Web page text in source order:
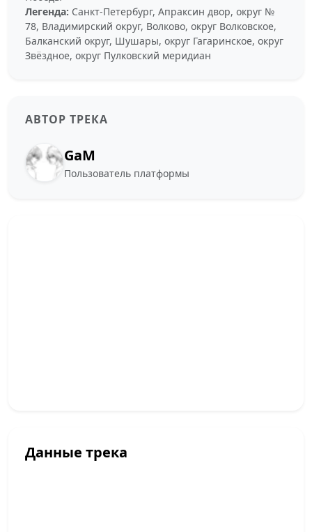
Легенда: Санкт-Петербург, Апраксин двор, округ №
78, Владимирский округ, Волково, округ Волковское,
Балканский округ, Шушары, округ Гагаринское, округ
Звёздное, округ Пулковский меридиан
АВТОР ТРЕКА
GaM
Пользователь платформы
Данные трека